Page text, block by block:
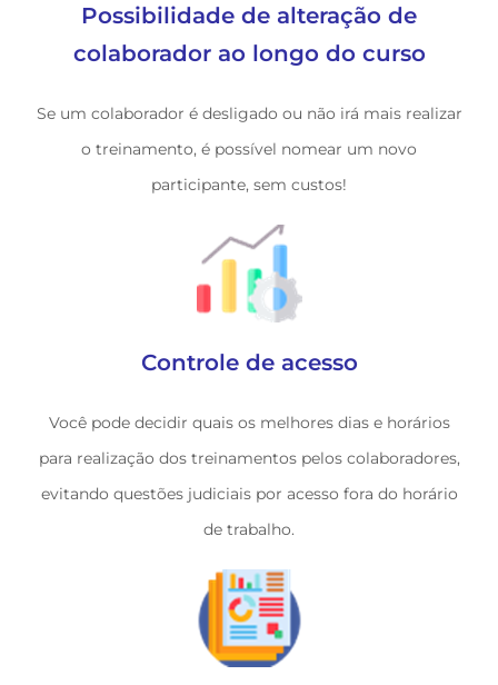
Possibilidade de alteração de
colaborador ao longo do curso
Se um colaborador é desligado ou não irá mais realizar
o treinamento, é possível nomear um novo
participante, sem custos!
Controle de acesso
Você pode decidir quais os melhores dias e horários
para realização dos treinamentos pelos colaboradores,
evitando questões judiciais por acesso fora do horário
de trabalho.